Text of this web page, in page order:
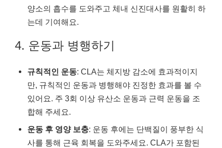
양소의 흡수를 도와주고 체내 신진대사를 원활히 하
는데 기여해요.
4. 운동과 병행하기
규칙적인 운동: CLA는 체지방 감소에 효과적이지
만, 규칙적인 운동과 병행해야 진정한 효과를 볼 수
있어요. 주 3회 이상 유산소 운동과 근력 운동을 조
합해 주세요.
운동 후 영양 보충: 운동 후에는 단백질이 풍부한 식
사를 통해 근육 회복을 도와주세요. CLA가 포함된